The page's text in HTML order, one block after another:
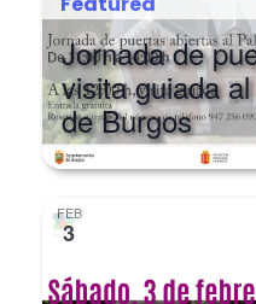
Featured
Jornada de
visita guiada
de Burgos
FEB